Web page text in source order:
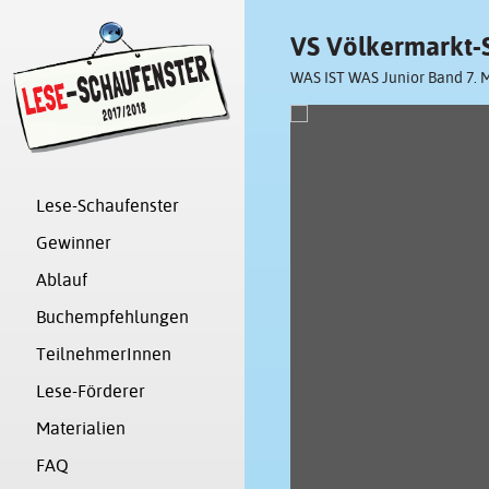
Lese-Schaufenster
Gewinner
Ablauf
Buchempfehlungen
TeilnehmerInnen
Lese-Förderer
Materialien
FAQ
VS Völkermarkt-
WAS IST WAS Junior Band 7.